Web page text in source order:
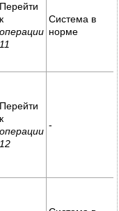
Перейти
к
операции
11
Система в
норме
Перейти
к
операции
12
-